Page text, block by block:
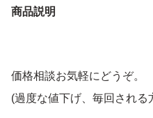
商品説明
価格相談お気軽にどうぞ。
(過度な値下げ、毎回される